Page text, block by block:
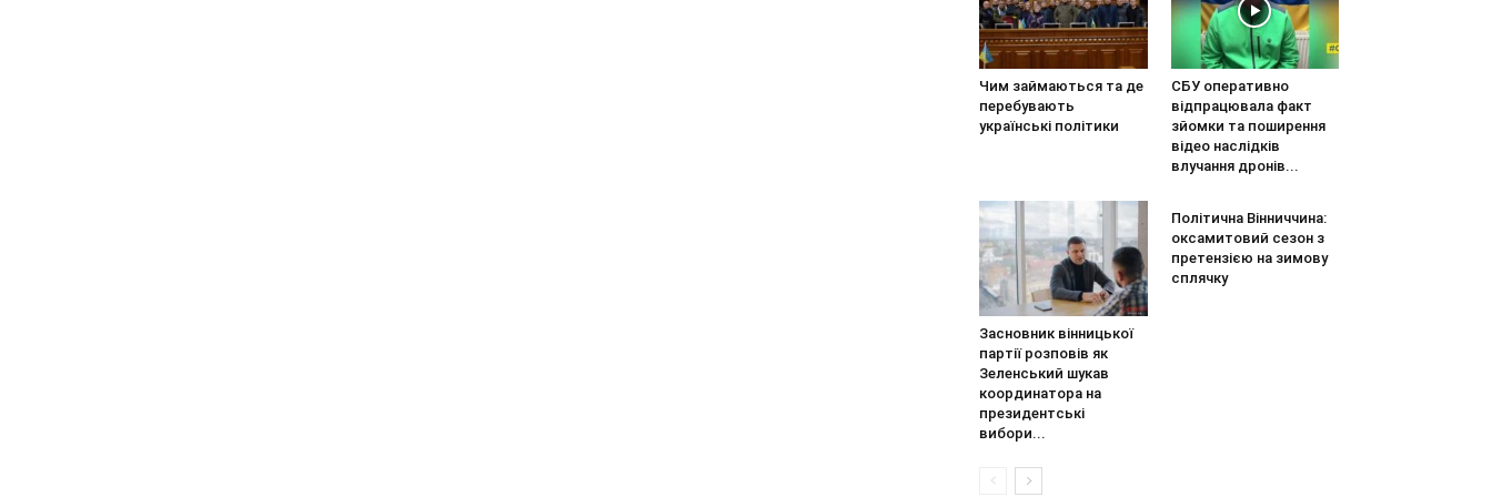
Чим займаються та де
перебувають
українські політики
СБУ оперативно
відпрацювала факт
зйомки та поширення
відео наслідків
влучання дронів...
Засновник вінницької
партії розповів як
Зеленський шукав
координатора на
президентські
вибори...
Політична Вінниччина:
оксамитовий сезон з
претензією на зимову
сплячку